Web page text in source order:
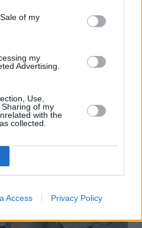
of my
my
Advertising.
Use,
of my
with the
collected.
Access Privacy Policy
Zakopanem. Co
Marzeń"? Padła